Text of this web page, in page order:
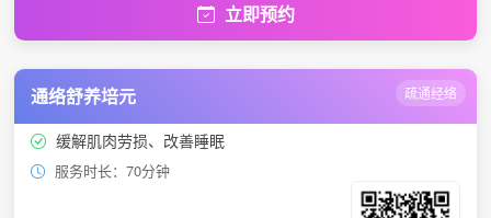
立即预约
通络舒养培元 疏通经络
缓解肌肉劳损、改善睡眠
服务时长：70分钟